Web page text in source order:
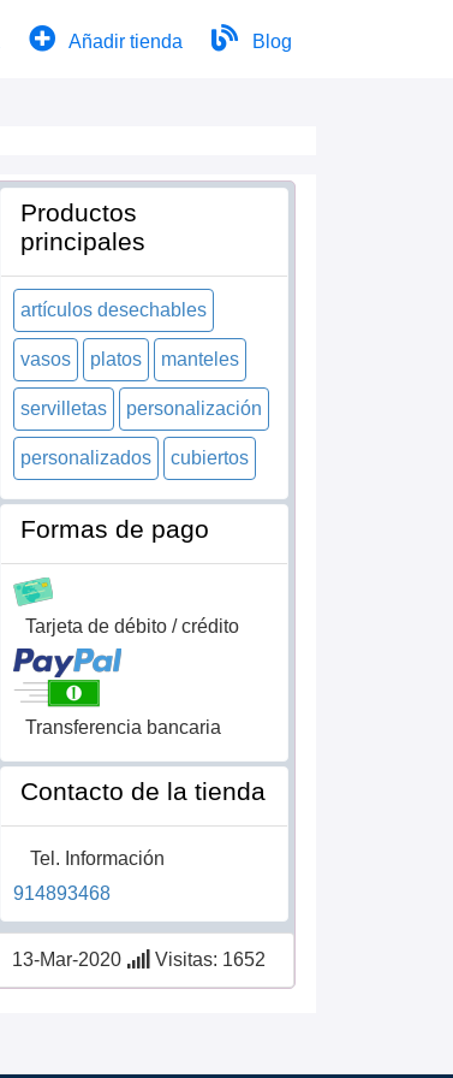
Añadir tienda Blog
Productos
principales
artículos desechables
vasos platos manteles
servilletas personalización
personalizados cubiertos
Formas de pago
Tarjeta de débito / crédito
Transferencia bancaria
Contacto de la tienda
Tel. Información
914893468
13-Mar-2020 Visitas: 1652